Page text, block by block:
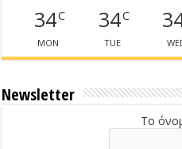
34C
MON
34C
TUE
Newsletter
Το